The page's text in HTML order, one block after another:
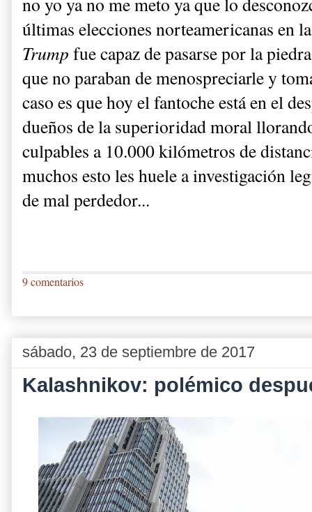
últimas elecciones norteamericanas en
Trump fue capaz de pasarse por la
que no paraban de menospreciarle y
caso es que hoy el fantoche está en el
dueños de la superioridad moral
culpables a 10.000 kilómetros de
muchos esto les huele a investigación
de mal perdedor...
9 comentarios
sábado, 23 de septiembre de 2017
Kalashnikov: polémico